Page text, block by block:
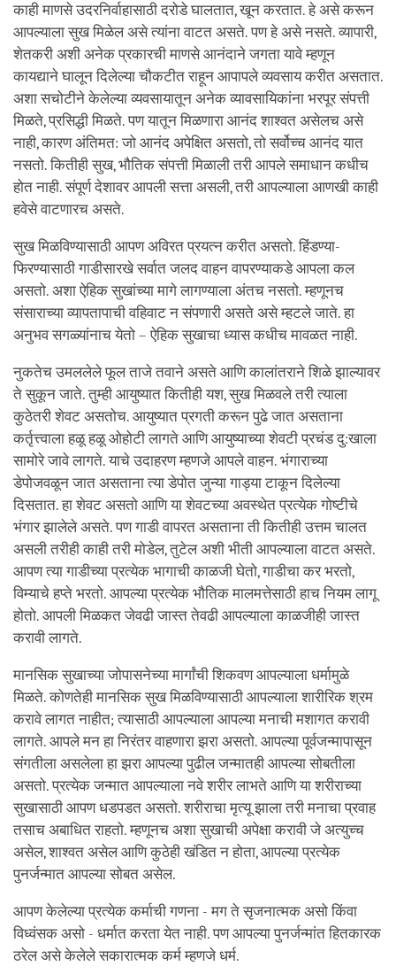
काही माणसे उदरनिर्वाहासाठी दरोडे घालतात, खून करतात. हे असे करून
आपल्याला सुख मिळेल असे त्यांना वाटत असते. पण हे असे नसते. व्यापारी,
शेतकरी अशी अनेक प्रकारची माणसे आनंदाने जगता यावे म्हणून
कायद्याने घालून दिलेल्या चौकटीत राहून आपापले व्यवसाय करीत असतात.
अशा सचोटीने केलेल्या व्यवसायातून अनेक व्यावसायिकांना भरपूर संपत्ती
मिळते, प्रसिद्धी मिळते. पण यातून मिळणारा आनंद शाश्वत असेलच असे
नाही, कारण अंतिमत: जो आनंद अपेक्षित असतो, तो सर्वोच्च आनंद यात
नसतो. कितीही सुख, भौतिक संपत्ती मिळाली तरी आपले समाधान कधीच
होत नाही. संपूर्ण देशावर आपली सत्ता असली, तरी आपल्याला आणखी काही
हवेसे वाटणारच असते.
सुख मिळविण्यासाठी आपण अविरत प्रयत्न करीत असतो. हिंडण्या-
फिरण्यासाठी गाडीसारखे सर्वात जलद वाहन वापरण्याकडे आपला कल
असतो. अशा ऐहिक सुखांच्या मागे लागण्याला अंतच नसतो. म्हणूनच
संसाराच्या व्यापतापाची वहिवाट न संपणारी असते असे म्हटले जाते. हा
अनुभव सगळ्यांनाच येतो – ऐहिक सुखाचा ध्यास कधीच मावळत नाही.
नुकतेच उमललेले फूल ताजे तवाने असते आणि कालांतराने शिळे झाल्यावर
ते सुकून जाते. तुम्ही आयुष्यात कितीही यश, सुख मिळवले तरी त्याला
कुठेतरी शेवट असतोच. आयुष्यात प्रगती करून पुढे जात असताना
कर्तृत्त्वाला हळू हळू ओहोटी लागते आणि आयुष्याच्या शेवटी प्रचंड दु:खाला
सामोरे जावे लागते. याचे उदाहरण म्हणजे आपले वाहन. भंगाराच्या
डेपोजवळून जात असताना त्या डेपोत जुन्या गाड्या टाकून दिलेल्या
दिसतात. हा शेवट असतो आणि या शेवटच्या अवस्थेत प्रत्येक गोष्टीचे
भंगार झालेले असते. पण गाडी वापरत असताना ती कितीही उत्तम चालत
असली तरीही काही तरी मोडेल, तुटेल अशी भीती आपल्याला वाटत असते.
आपण त्या गाडीच्या प्रत्येक भागाची काळजी घेतो, गाडीचा कर भरतो,
विम्याचे हप्ते भरतो. आपल्या प्रत्येक भौतिक मालमत्तेसाठी हाच नियम लागू
होतो. आपली मिळकत जेवढी जास्त तेवढी आपल्याला काळजीही जास्त
करावी लागते.
मानसिक सुखाच्या जोपासनेच्या मार्गांची शिकवण आपल्याला धर्मामुळे
मिळते. कोणतेही मानसिक सुख मिळविण्यासाठी आपल्याला शारीरिक श्रम
करावे लागत नाहीत; त्यासाठी आपल्याला आपल्या मनाची मशागत करावी
लागते. आपले मन हा निरंतर वाहणारा झरा असतो. आपल्या पूर्वजन्मापासून
संगतीला असलेला हा झरा आपल्या पुढील जन्मातही आपल्या सोबतीला
असतो. प्रत्येक जन्मात आपल्याला नवे शरीर लाभते आणि या शरीराच्या
सुखासाठी आपण धडपडत असतो. शरीराचा मृत्यू झाला तरी मनाचा प्रवाह
तसाच अबाधित राहतो. म्हणूनच अशा सुखाची अपेक्षा करावी जे अत्युच्च
असेल, शाश्वत असेल आणि कुठेही खंडित न होता, आपल्या प्रत्येक
पुनर्जन्मात आपल्या सोबत असेल.
आपण केलेल्या प्रत्येक कर्माची गणना - मग ते सृजनात्मक असो किंवा
विध्वंसक असो - धर्मात करता येत नाही. पण आपल्या पुनर्जन्मांत हितकारक
ठरेल असे केलेले सकारात्मक कर्म म्हणजे धर्म.